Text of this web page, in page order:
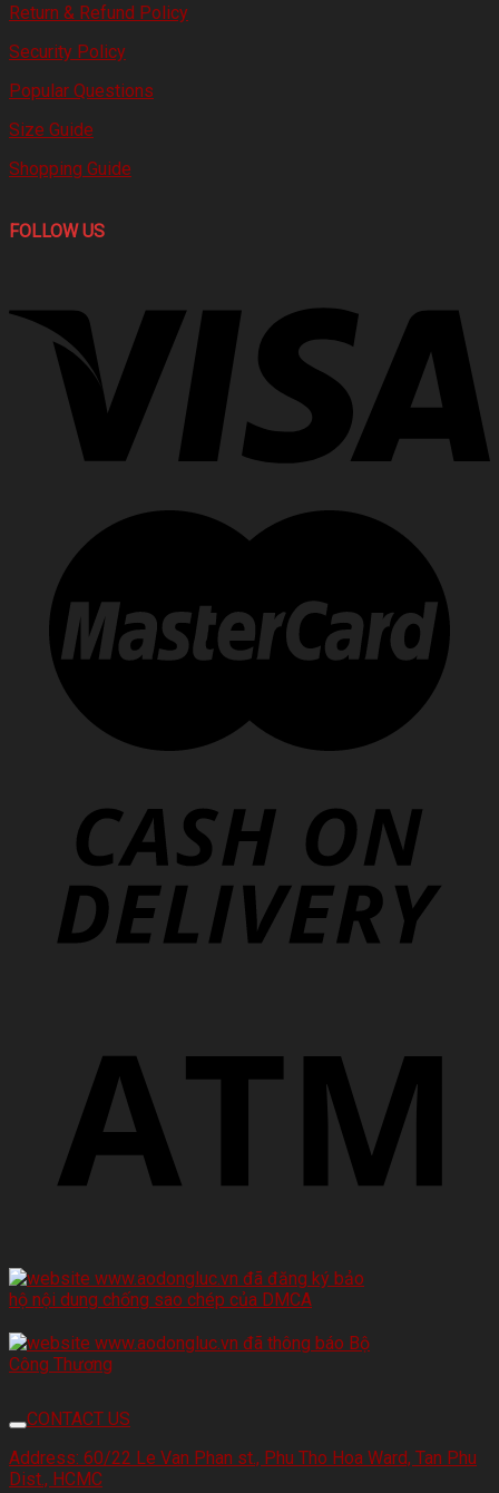
Return & Refund Policy
Security Policy
Popular Questions
Size Guide
Shopping Guide
FOLLOW US
CONTACT US
Address: 60/22 Le Van Phan st., Phu Tho Hoa Ward, Tan Phu
Dist., HCMC